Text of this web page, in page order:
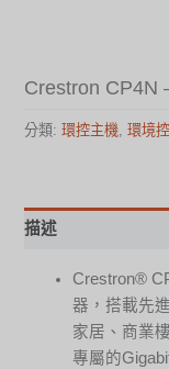
Crestron
分類:環控主機 ,環境
描述
Crestron®
器，搭載先
家居、商業
專屬的